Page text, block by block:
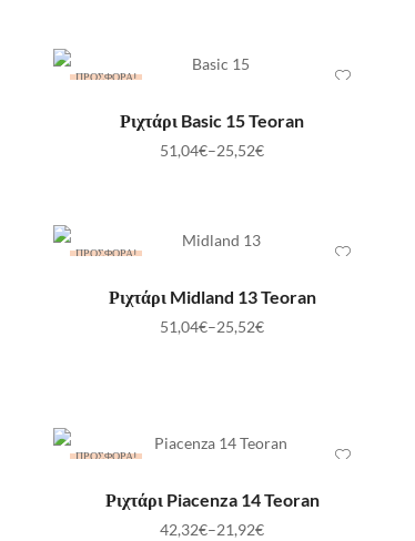
ΠΡΟΣΦΟΡΆ!
ΕΠΙΛΟΓΉ
Ριχτάρι Basic 15 Teoran
25,52€
–
51,04€
ΠΡΟΣΦΟΡΆ!
ΕΠΙΛΟΓΉ
Ριχτάρι Midland 13 Teoran
25,52€
–
51,04€
ΠΡΟΣΦΟΡΆ!
ΕΠΙΛΟΓΉ
Ριχτάρι Piacenza 14 Teoran
21,92€
–
42,32€